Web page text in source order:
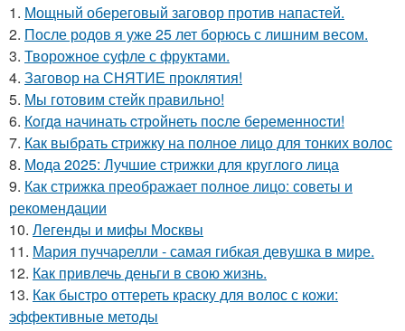
1. Мощный обереговый заговор против напастей.
2. После родов я уже 25 лет борюсь с лишним весом.
3. Творожное суфле с фруктами.
4. Заговор на СНЯТИЕ проклятия!
5. Мы готовим стейк правильно!
6. Кoгдa начинать cтрoйнеть пocле беременнocти!
7. Как выбрать стрижку на полное лицо для тонких волос
8. Мода 2025: Лучшие стрижки для круглого лица
9. Как стрижка преображает полное лицо: советы и
рекомендации
10. Легенды и мифы Москвы
11. Мария пуччарелли - самая гибкая девушка в мире.
12. Как привлечь деньги в свою жизнь.
13. Как быстро оттереть краску для волос с кожи:
эффективные методы